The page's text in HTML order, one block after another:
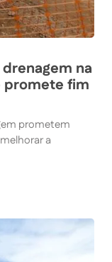
na
promete fim
prometem
a